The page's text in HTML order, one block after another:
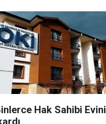
Hak Sahibi Evini